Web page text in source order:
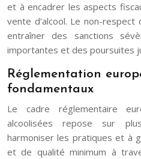
et à encadrer les aspects
vente d’alcool. Le non-
entraîner des sanctions
importantes et des poursuites
Réglementation
fondamentaux
Le cadre réglementaire
alcoolisées repose sur
harmoniser les pratiques et à
et de qualité minimum à